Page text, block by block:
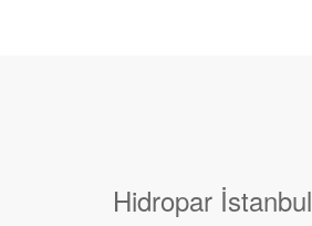
Hidropar